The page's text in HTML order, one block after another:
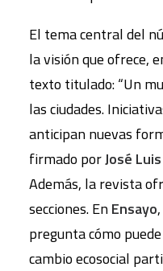
El tema central del
la visión que ofrece,
texto titulado: “Un
las ciudades.
anticipan nuevas
firmado porJosé
Además, la revista
secciones. EnEnsayo,
pregunta cómo
cambio ecosocial